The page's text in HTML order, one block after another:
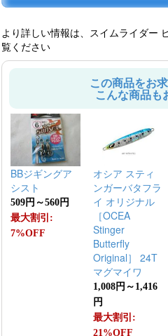
より詳しい情報は、スイムライダー
覧ください
この商品をお
こんな商品も
BBジギングア
シスト
509円～560円
最大割引:
7%OFF
オシア スティ
ンガーバタフラ
イ オリジナル
［OCEA
Stinger
Butterfly
Original］ 24T
マグマイワ
1,008円～1,416
円
最大割引:
21%OFF